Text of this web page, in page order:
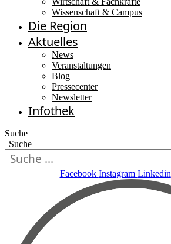
Wissenschaft & Campus
Die Region
Aktuelles
News
Veranstaltungen
Blog
Pressecenter
Newsletter
Infothek
Suche
Suche
Facebook Instagram Linkedin